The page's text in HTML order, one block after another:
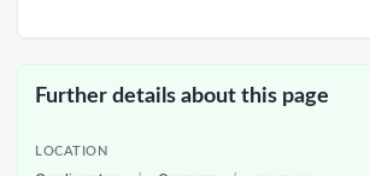
Further details about this page
LOCATION